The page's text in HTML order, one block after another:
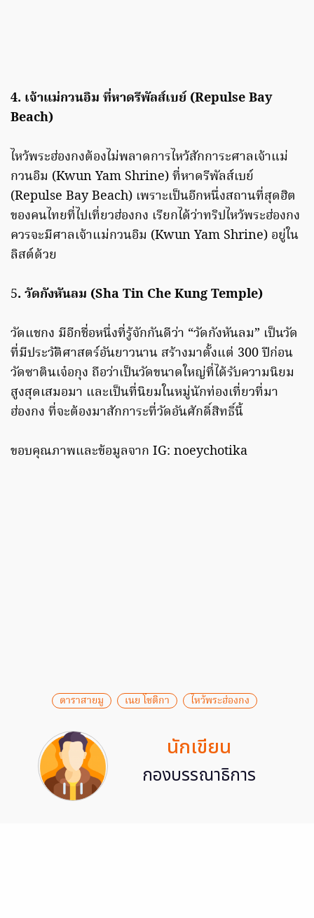
4. เจ้าแม่กวนอิม ที่หาดรีพัลส์เบย์ (Repulse Bay
Beach)
ไหว้พระฮ่องกงต้องไม่พลาดการไหว้สักการะศาลเจ้าแม่
กวนอิม (Kwun Yam Shrine) ที่หาดรีพัลส์เบย์
(Repulse Bay Beach) เพราะเป็นอีกหนึ่งสถานที่สุดฮิต
ของคนไทยที่ไปเที่ยวฮ่องกง เรียกได้ว่าทริปไหว้พระฮ่องกง
ควรจะมีศาลเจ้าแม่กวนอิม (Kwun Yam Shrine) อยู่ใน
ลิสต์ด้วย
5. วัดกังหันลม (Sha Tin Che Kung Temple)
วัดแชกง มีอีกชื่อหนึ่งที่รู้จักกันดีว่า “วัดกังหันลม” เป็นวัด
ที่มีประวัติศาสตร์อันยาวนาน สร้างมาตั้งแต่ 300 ปีก่อน
วัดซาตินเจ๋อกุง ถือว่าเป็นวัดขนาดใหญ่ที่ได้รับความนิยม
สูงสุดเสมอมา และเป็นที่นิยมในหมู่นักท่องเที่ยวที่มา
ฮ่องกง ที่จะต้องมาสักการะที่วัดอันศักดิ์สิทธิ์นี้
ขอบคุณภาพและข้อมูลจาก IG: noeychotika
ดาราสายมู เนย โชติกา ไหว้พระฮ่องกง
นักเขียน
กองบรรณาธิการ